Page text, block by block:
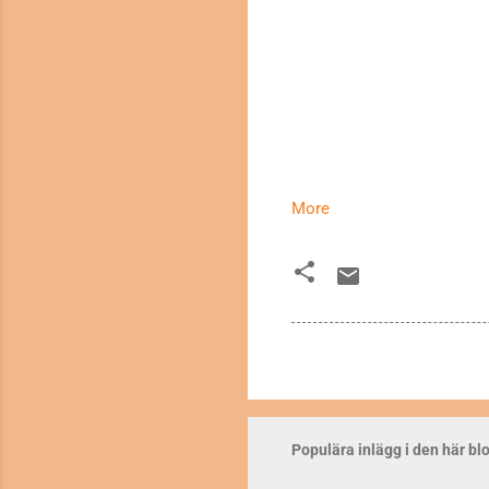
More
Populära inlägg i den här